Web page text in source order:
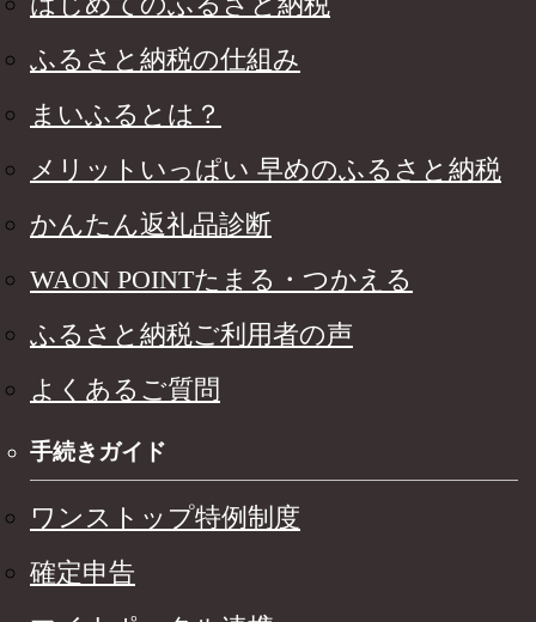
ふるさと納税の仕組み
まいふるとは？
メリットいっぱい 早めのふるさと納税
かんたん返礼品診断
WAON POINTたまる・つかえる
ふるさと納税ご利用者の声
よくあるご質問
手続きガイド
ワンストップ特例制度
確定申告